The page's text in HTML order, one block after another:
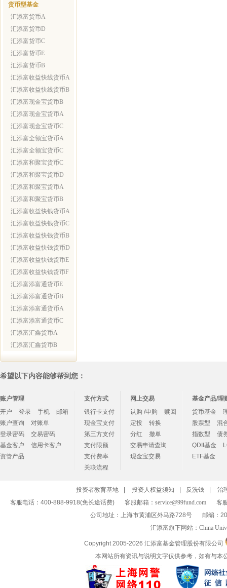
货币型基金
汇添富货币A
汇添富货币D
汇添富货币C
汇添富货币E
汇添富货币B
汇添富收益快线货币A
汇添富收益快线货币B
汇添富现金宝货币B
汇添富现金宝货币A
汇添富现金宝货币C
汇添富全额宝货币A
汇添富全额宝货币C
汇添富和聚宝货币C
汇添富和聚宝货币D
汇添富和聚宝货币A
汇添富和聚宝货币B
汇添富收益快钱货币A
汇添富收益快钱货币C
汇添富收益快钱货币B
汇添富收益快钱货币D
汇添富收益快钱货币E
汇添富收益快钱货币F
汇添富添富通货币E
汇添富添富通货币B
汇添富添富通货币A
汇添富添富通货币C
汇添富汇鑫货币A
汇添富汇鑫货币B
希望以下内容能够帮到您：
账户管理
开户
登录 手机
邮箱
账户查询
对账单
登录密码
交易密码
基金客户
信用卡客户
资管产品
支付方式
银行卡支付
现金宝支付
第三方支付
支付限额
支付费率
关联流程
网上交易
认购 /申购
赎回
定投
转换
分红
撤单
交易申请查询
现金宝交易
基金产品/理
货币基金
股票型
混
指数型
债
QDII基金
ETF基金
投资者教育基地 投资人权益须知 反洗钱
治
客服电话：400-888-9918(免长途话费)
客服邮箱： service@99fund.com
客
公司地址：上海市黄浦区外马路728号
邮编：
汇添富旗下网站： China
Copyright 2005-2026 汇添富基金管理股份有限公司
本网站所有资讯与说明文字仅供参考，如有与本